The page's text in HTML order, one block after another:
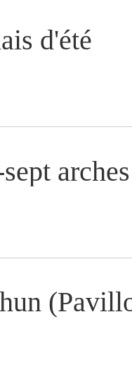
d'été
arches